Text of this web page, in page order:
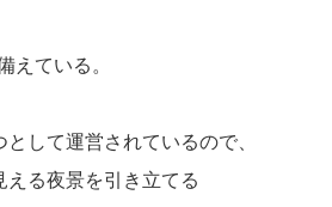
えている。
して運営されているので、
る夜景を引き立てる